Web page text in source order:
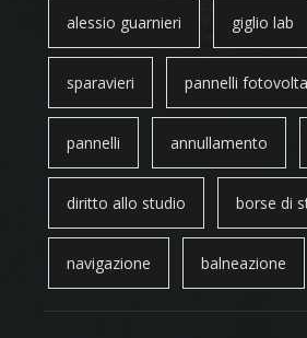
alessio guarnieri giglio lab
sparavieri pannelli
pannelli annullamento
diritto allo studio borse di
navigazione balneazione